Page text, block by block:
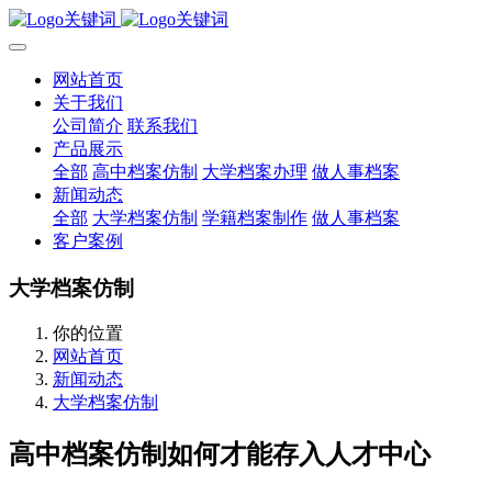
网站首页
关于我们
公司简介 联系我们
产品展示
全部 高中档案仿制 大学档案办理 做人事档案
新闻动态
全部 大学档案仿制 学籍档案制作 做人事档案
客户案例
大学档案仿制
你的位置
网站首页
新闻动态
大学档案仿制
高中档案仿制如何才能存入人才中心